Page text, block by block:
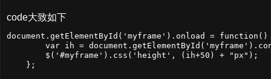
code大致如下
document.getElementById('myframe').onload =
var ih =
        $('#myframe').css('height', (ih+50) + "px");
    };